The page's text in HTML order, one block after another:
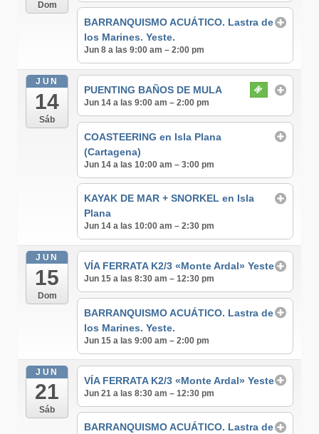
Dom
BARRANQUISMO ACUÁTICO. Lastra de
los Marines. Yeste.
Jun 8 a las 9:00 am – 2:00 pm
JUN
14
Sáb
PUENTING BAÑOS DE MULA
Jun 14 a las 9:00 am – 2:00 pm
COASTEERING en Isla Plana
(Cartagena)
Jun 14 a las 10:00 am – 3:00 pm
KAYAK DE MAR + SNORKEL en Isla
Plana
Jun 14 a las 10:00 am – 2:30 pm
JUN
15
Dom
VÍA FERRATA K2/3 «Monte Ardal» Yeste
Jun 15 a las 8:30 am – 12:30 pm
BARRANQUISMO ACUÁTICO. Lastra de
los Marines. Yeste.
Jun 15 a las 9:00 am – 2:00 pm
JUN
21
Sáb
VÍA FERRATA K2/3 «Monte Ardal» Yeste
Jun 21 a las 8:30 am – 12:30 pm
BARRANQUISMO ACUÁTICO. Lastra de